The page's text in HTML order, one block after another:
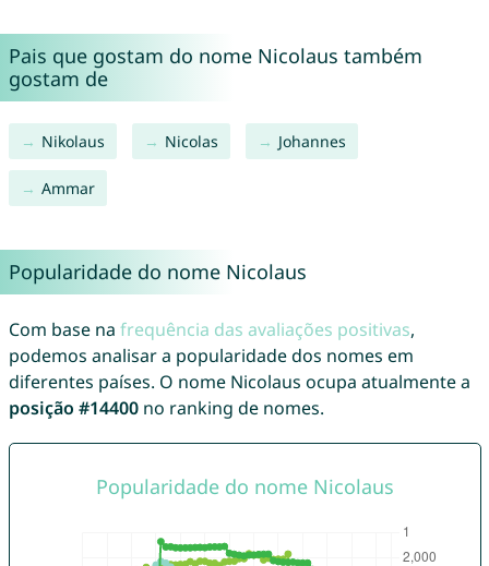
Pais que gostam do nome Nicolaus também
gostam de
Nikolaus Nicolas Johannes
Ammar
Popularidade do nome Nicolaus
Com base na frequência das avaliações positivas,
podemos analisar a popularidade dos nomes em
diferentes países. O nome Nicolaus ocupa atualmente a
posição #14400no ranking de nomes.